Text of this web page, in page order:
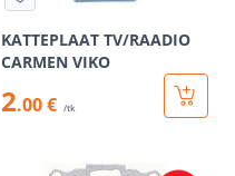
KATTEPLAAT TV/RAADIO
CARMEN VIKO
2.00 € /tk